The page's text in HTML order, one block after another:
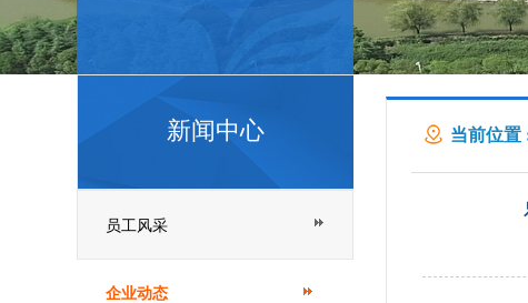
新闻中心
员工风采
企业动态
当前位置